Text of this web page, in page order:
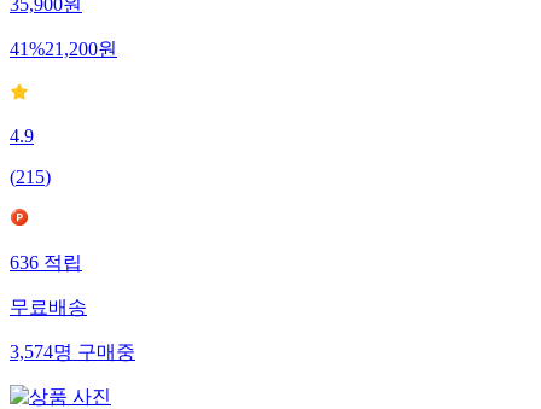
35,900원
41%21,200원
4.9
(215)
636적립
무료배송
3,574명구매중